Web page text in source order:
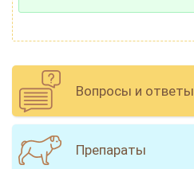
Вопросы и ответы
Препараты